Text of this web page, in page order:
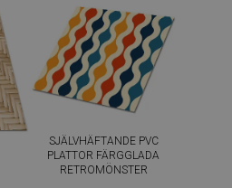
SJÄLVHÄFTANDE PVC
PLATTOR FÄRGGLADA
RETROMÖNSTER